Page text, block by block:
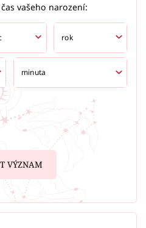
vašeho narození:
VÝZNAM